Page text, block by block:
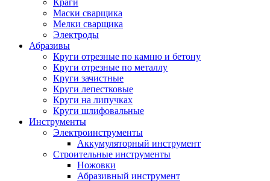
Краги
Маски сварщика
Мелки сварщика
Электроды
Абразивы
Круги отрезные по камню и бетону
Круги отрезные по металлу
Круги зачистные
Круги лепестковые
Круги на липучках
Круги шлифовальные
Инструменты
Электроинструменты
Аккумуляторный инструмент
Строительные инструменты
Ножовки
Абразивный инструмент